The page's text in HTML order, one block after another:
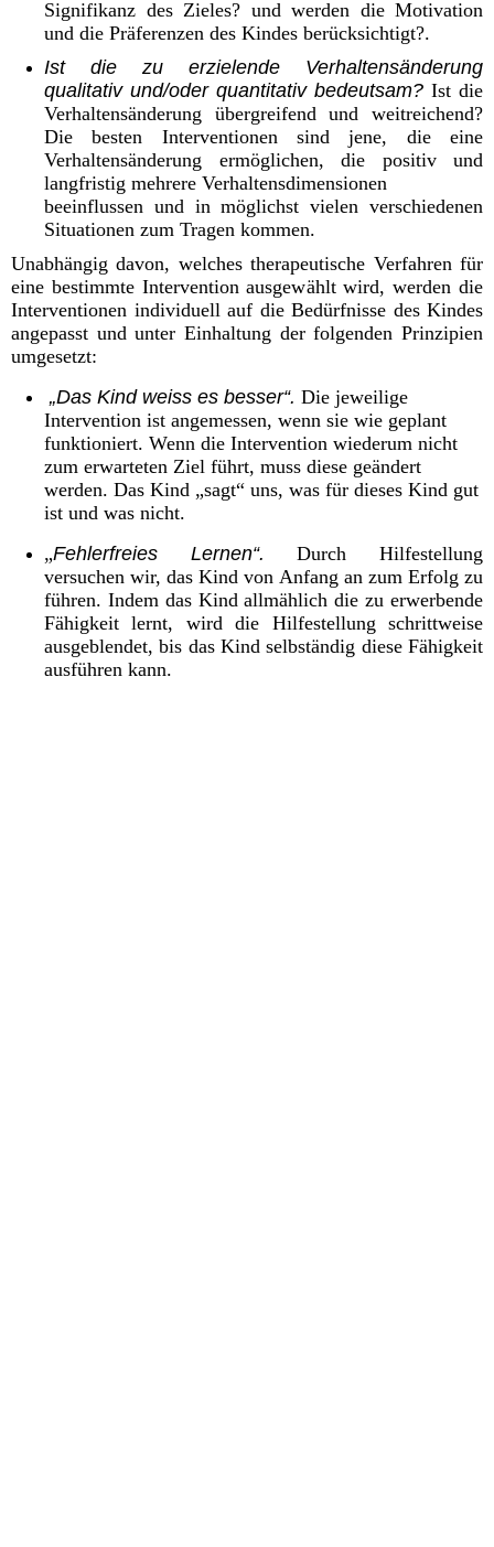
Signifikanz des Zieles? und werden die Motivation
und die Präferenzen des Kindes berücksichtigt?.
Ist die zu erzielende Verhaltensänderung
qualitativ und/oder quantitativ bedeutsam? Ist die
Verhaltensänderung übergreifend und weitreichend?
Die besten Interventionen sind jene, die eine
Verhaltensänderung ermöglichen, die positiv und
langfristig mehrere Verhaltensdimensionen
beeinflussen und in möglichst vielen verschiedenen
Situationen zum Tragen kommen.
Unabhängig davon, welches therapeutische Verfahren für
eine bestimmte Intervention ausgewählt wird, werden die
Interventionen individuell auf die Bedürfnisse des Kindes
angepasst und unter Einhaltung der folgenden Prinzipien
umgesetzt:
„Das Kind weiss es besser“. Die jeweilige
Intervention ist angemessen, wenn sie wie geplant
funktioniert. Wenn die Intervention wiederum nicht
zum erwarteten Ziel führt, muss diese geändert
werden. Das Kind „sagt“ uns, was für dieses Kind gut
ist und was nicht.
„Fehlerfreies Lernen“.Durch Hilfestellung
versuchen wir, das Kind von Anfang an zum Erfolg zu
führen. Indem das Kind allmählich die zu erwerbende
Fähigkeit lernt, wird die Hilfestellung schrittweise
ausgeblendet, bis das Kind selbständig diese Fähigkeit
ausführen kann.